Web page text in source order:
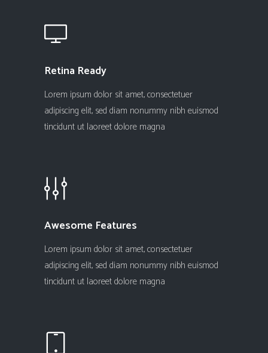
Retina Ready
Lorem ipsum dolor sit amet, consectetuer
adipiscing elit, sed diam nonummy nibh euismod
tincidunt ut laoreet dolore magna
Awesome Features
Lorem ipsum dolor sit amet, consectetuer
adipiscing elit, sed diam nonummy nibh euismod
tincidunt ut laoreet dolore magna